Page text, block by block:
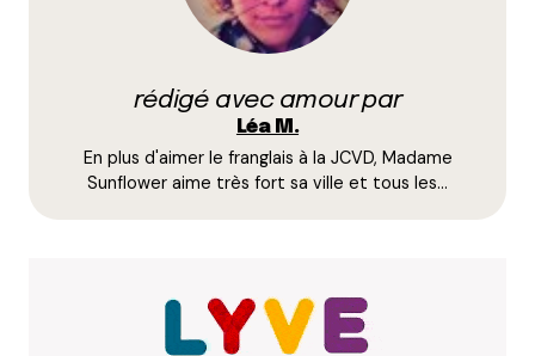
E-mail*
Prévenez-moi de tous les nouveaux commentaires
rédigé avec amour par
Léa M.
En plus d'aimer le franglais à la JCVD, Madame
Sunflower aime très fort sa ville et tous les…